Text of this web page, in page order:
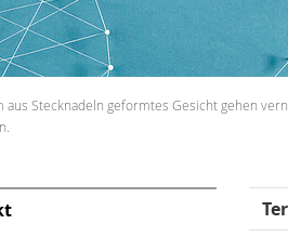
aus Stecknadeln geformtes Gesicht gehen